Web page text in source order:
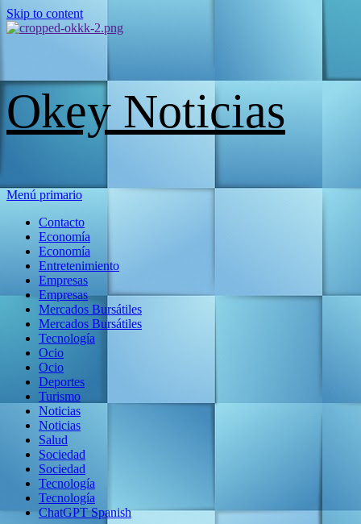
Skip to content
Okey Noticias
Menú primario
Contacto
Economía
Economía
Entretenimiento
Empresas
Empresas
Mercados Bursátiles
Mercados Bursátiles
Tecnología
Ocio
Ocio
Deportes
Turismo
Noticias
Noticias
Salud
Sociedad
Sociedad
Tecnología
Tecnología
ChatGPT Spanish